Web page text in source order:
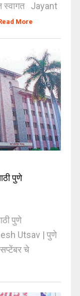
स्वागत Jayant
More
पुणे
पुणे
Utsav | पुणे
चे